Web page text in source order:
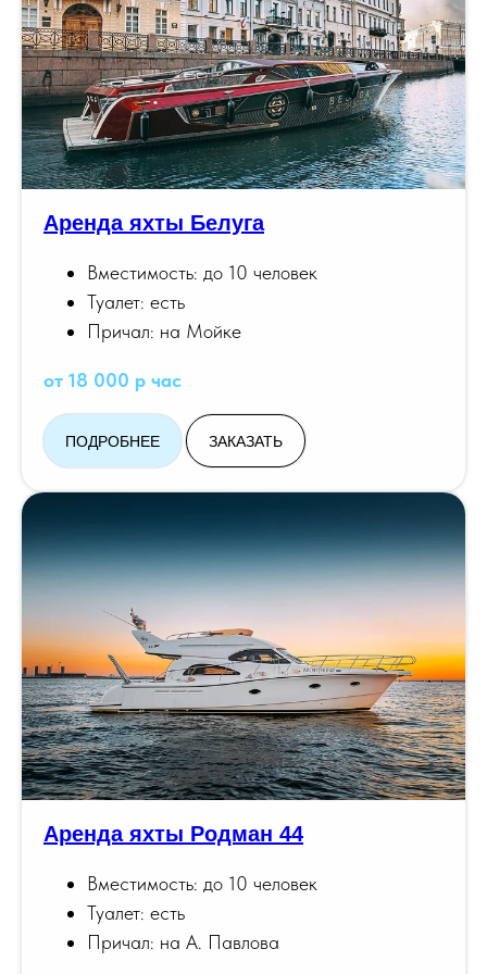
Аренда яхты Белуга
Вместимость: до 10 человек
Туалет: есть
Причал: на Мойке
от 18 000 р час
ПОДРОБНЕЕ ЗАКАЗАТЬ
Аренда яхты Родман 44
Вместимость: до 10 человек
Туалет: есть
Причал: на А. Павлова